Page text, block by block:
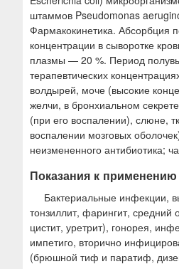
штаммов Pseudomonas
Фармакокинетика. Абсорбция
концентрации в сыворотке
плазмы — 20 %. Период
терапевтических
волдырей, моче (высокие
желчи, в бронхиальном
(при его воспалении), слюне,
воспалении мозговых
неизмененного антибиотика;
Показания к применению
Бактериальные инфекции,
тонзиллит, фарингит,
цистит, уретрит), гонорея,
импетиго, вторично
(брюшной тиф и паратиф,